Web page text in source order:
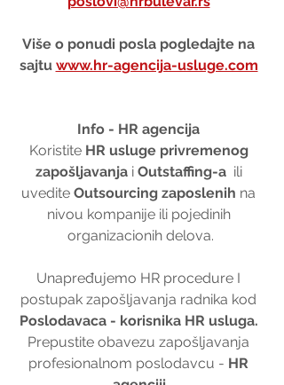
Više o ponudi posla pogledajte na
sajtu www.hr-agencija-usluge.com
Info - HR agencija
Koristite HR usluge privremenog
zapošljavanja i Outstaffing-a
  ili
uvedite Outsourcing zaposlenih na
nivou kompanije ili pojedinih
organizacionih delova.
Unapređujemo HR procedure I
postupak zapošljavanja radnika kod
Poslodavaca - korisnika HR usluga.
Prepustite obavezu zapošljavanja
profesionalnom poslodavcu - HR